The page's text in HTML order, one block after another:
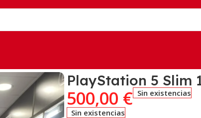
PlayStation 5 Slim
500,00 € Sin existencias
Sin existencias